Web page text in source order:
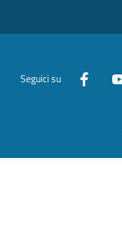
Seguici su